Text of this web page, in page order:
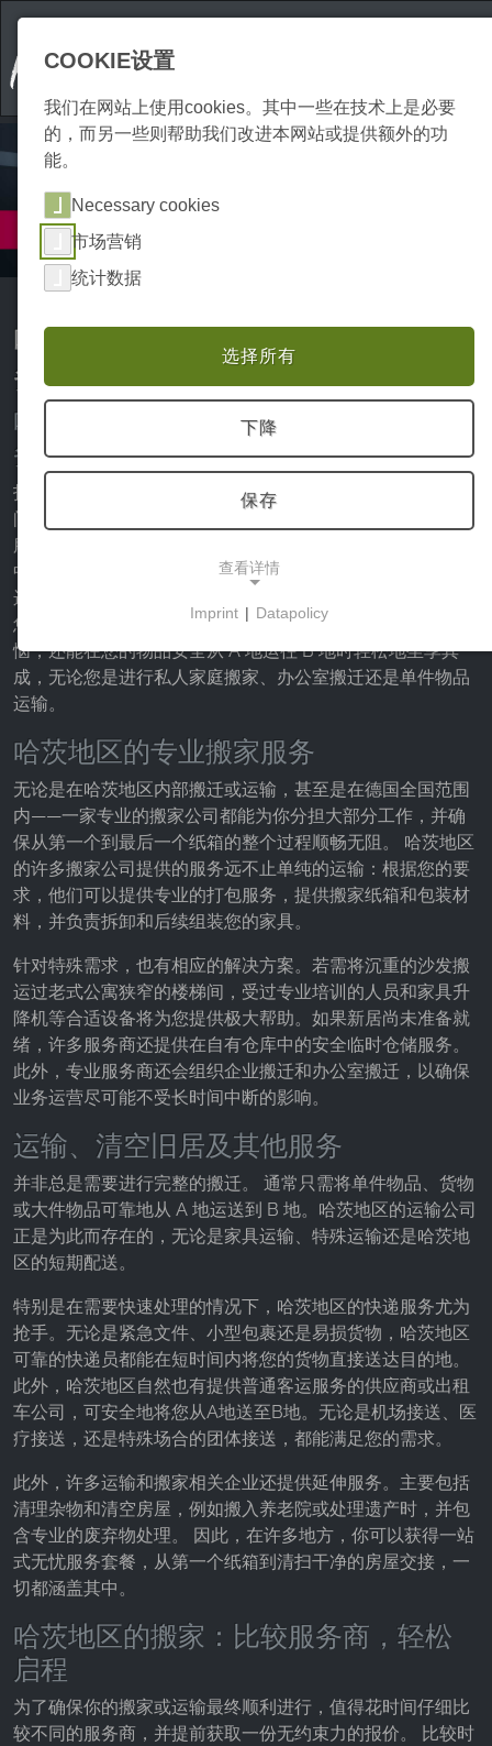
服务
哈茨地区的运输、快递及搬家服
务
哈茨地区的搬家、家具运输及物流服
务
打包箱子、搬运家具，还要兼顾全局，这不仅耗费大量时
间、体力，更让人心力交瘁。如果你正在哈茨地区寻找运输
服务商或搬家公司，这里正是你的理想之选。 在我们的列表
中，您可以找到来自整个哈茨地区的搬家公司、货运代理和
运输企业，它们将在您搬家、搬运家具或运输大件货物时为
您提供有力支持。 有了专业的支持，您不仅能省去不少烦
恼，还能在您的物品安全从 A 地运往 B 地时轻松地坐享其
成，无论您是进行私人家庭搬家、办公室搬迁还是单件物品
运输。
哈茨地区的专业搬家服务
无论是在哈茨地区内部搬迁或运输，甚至是在德国全国范围
内——一家专业的搬家公司都能为你分担大部分工作，并确
保从第一个到最后一个纸箱的整个过程顺畅无阻。 哈茨地区
的许多搬家公司提供的服务远不止单纯的运输：根据您的要
求，他们可以提供专业的打包服务，提供搬家纸箱和包装材
料，并负责拆卸和后续组装您的家具。
针对特殊需求，也有相应的解决方案。若需将沉重的沙发搬
运过老式公寓狭窄的楼梯间，受过专业培训的人员和家具升
降机等合适设备将为您提供极大帮助。如果新居尚未准备就
绪，许多服务商还提供在自有仓库中的安全临时仓储服务。
此外，专业服务商还会组织企业搬迁和办公室搬迁，以确保
业务运营尽可能不受长时间中断的影响。
运输、清空旧居及其他服务
并非总是需要进行完整的搬迁。 通常只需将单件物品、货物
或大件物品可靠地从 A 地运送到 B 地。哈茨地区的运输公司
正是为此而存在的，无论是家具运输、特殊运输还是哈茨地
区的短期配送。
特别是在需要快速处理的情况下，哈茨地区的快递服务尤为
抢手。无论是紧急文件、小型包裹还是易损货物，哈茨地区
可靠的快递员都能在短时间内将您的货物直接送达目的地。
此外，哈茨地区自然也有提供普通客运服务的供应商或出租
车公司，可安全地将您从A地送至B地。无论是机场接送、医
疗接送，还是特殊场合的团体接送，都能满足您的需求。
此外，许多运输和搬家相关企业还提供延伸服务。主要包括
清理杂物和清空房屋，例如搬入养老院或处理遗产时，并包
含专业的废弃物处理。 因此，在许多地方，你可以获得一站
式无忧服务套餐，从第一个纸箱到清扫干净的房屋交接，一
切都涵盖其中。
哈茨地区的搬家：比较服务商，轻松
启程
为了确保你的搬家或运输最终顺利进行，值得花时间仔细比
较不同的服务商，并提前获取一份无约束力的报价。 比较时
COOKIE设置
我们在网站上使用cookies。其中一些在技术上是必要
的，而另一些则帮助我们改进本网站或提供额外的功
能。
Necessary cookies
市场营销
统计数据
选择所有
下降
保存
查看详情
这些cookies能够实现基本功能，是使用网站所必需
的。
市场营销
营销cookies被第三方用来显示个性化的广告。它们
通过跟踪各网站的访问者来实现这一目的。
Facebook Pixel
_fbp, fr, _fbq, fbq
Provider:
Facebook Ireland Ltd.
Purpose:
广告测量和营销
Cookie duration:
3个月 - 1年
统计数据
于我们了解访问者如何使用我们的网站。
Google Analytics
Name:
_ga, _gid, _gac_gb_
Provider:
Google LLC
Purpose:
收集关于网站使用的统计数据
Cookie duration:
24小时 - 2年
Imprint | Datapolicy